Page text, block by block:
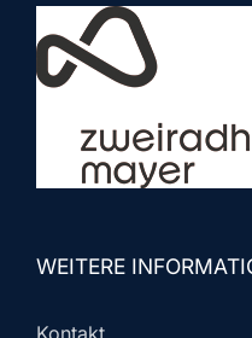
WEITERE
Kontakt